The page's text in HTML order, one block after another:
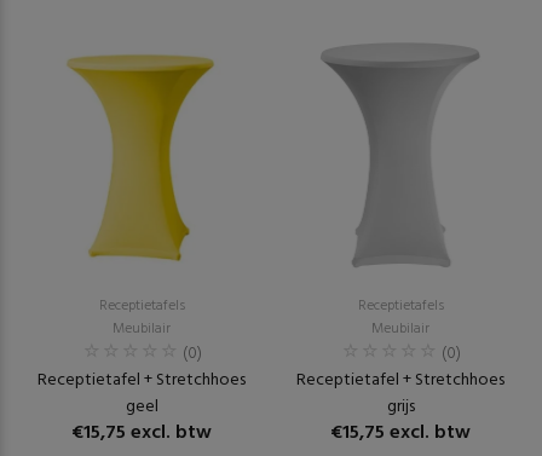
Receptietafels
Meubilair
(0)
Receptietafel + Stretchhoes
geel
€15,75 excl. btw
Receptietafels
Meubilair
(0)
Receptietafel + Stretchhoes
grijs
€15,75 excl. btw